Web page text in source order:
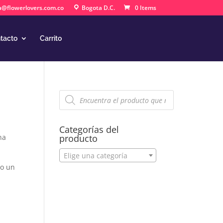
Bogota D.C. 0 Items
Carrito
un
Búsqueda
de
productos
Categorías del
producto
Elige una categoría